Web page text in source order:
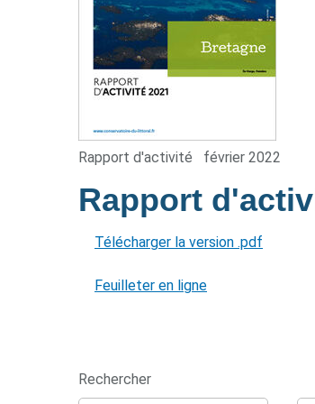
Rapport d'activité février 2022
Rapport
Télécharger la version .pdf
Feuilleter en ligne
Rechercher